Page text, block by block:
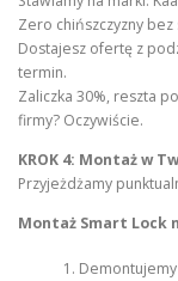
Zero chińszczyzny bez
Dostajesz ofertę z
termin.
Zaliczka 30%, reszta
firmy? Oczywiście.
KROK 4: Montaż w
Przyjeżdżamy
Montaż Smart Lock